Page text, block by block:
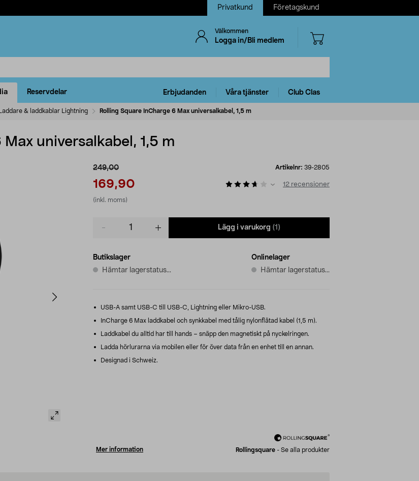
Privatkund Företagskund
Välkommen
Logga in/Bli medlem
Reservdelar Erbjudanden Våra tjänster Club Clas
Laddare & laddkablar Lightning Rolling Square InCharge 6 Max universalkabel, 1,5 m
universalkabel, 1,5 m
249,00
169,90
(inkl. moms)
Artikelnr: 39-2805
12 recensioner
Lägg i varukorg (1)
Butikslager
Hämtar lagerstatus...
Onlinelager
Hämtar lagerstatus...
USB-A samt USB-C till USB-C, Lightning eller Mikro-USB.
InCharge 6 Max laddkabel och synkkabel med tålig nylonflätad kabel (1,5 m).
Laddkabel du alltid har till hands – snäpp den magnetiskt på nyckelringen.
Ladda hörlurarna via mobilen eller för över data från en enhet till en annan.
Designad i Schweiz.
Mer information Rollingsquare - Se alla produkter